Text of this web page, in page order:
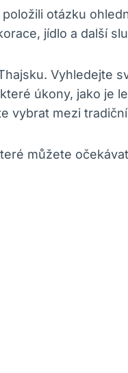
otázku
jídlo a další
Vyhledejte
úkony, jako je
vybrat mezi
můžete